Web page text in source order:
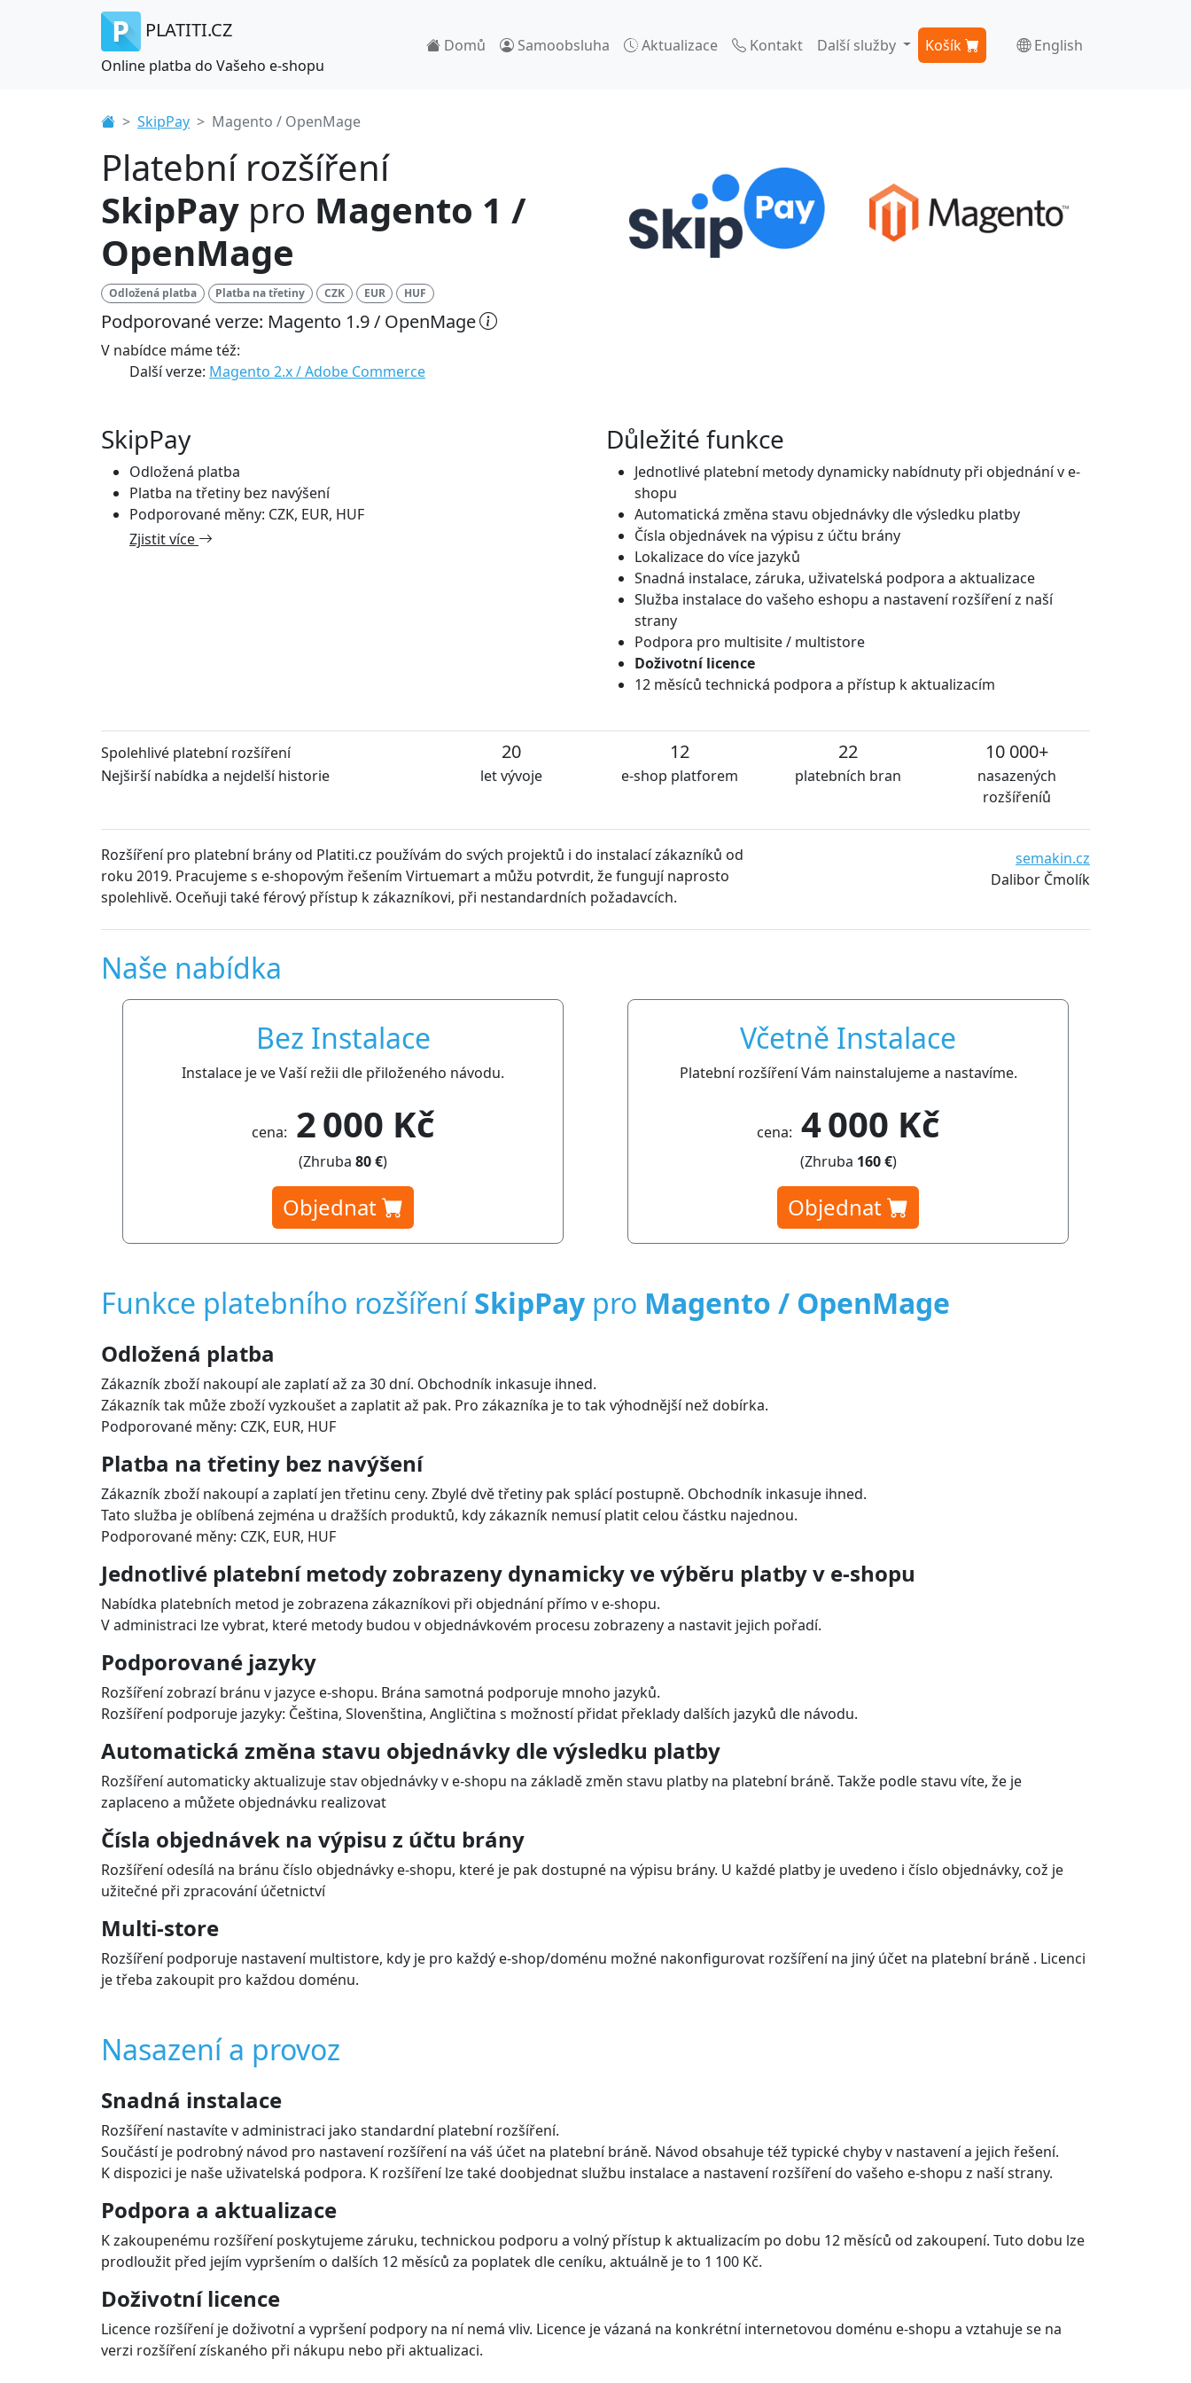
PLATITI.CZ
Online platba do Vašeho e-shopu
Domů Samoobsluha Aktualizace Kontakt Další služby Košík English
SkipPay Magento / OpenMage
Platební rozšíření
SkipPay pro Magento 1 /
OpenMage
Odložená platba Platba na třetiny CZK EUR HUF
Podporované verze: Magento 1.9 / OpenMage
V nabídce máme též:
Další verze: Magento 2.x / Adobe Commerce
SkipPay
Odložená platba
Platba na třetiny bez navýšení
Podporované měny: CZK, EUR, HUF
Zjistit více
Důležité funkce
Jednotlivé platební metody dynamicky nabídnuty při objednání v e-
shopu
Automatická změna stavu objednávky dle výsledku platby
Čísla objednávek na výpisu z účtu brány
Lokalizace do více jazyků
Snadná instalace, záruka, uživatelská podpora a aktualizace
Služba instalace do vašeho eshopu a nastavení rozšíření z naší
strany
Podpora pro multisite / multistore
Doživotní licence
12 měsíců technická podpora a přístup k aktualizacím
Spolehlivé platební rozšíření
Nejširší nabídka a nejdelší historie
20
let vývoje
12
e-shop platforem
22
platebních bran
10 000+
nasazených
rozšířeníů
Rozšíření pro platební brány od Platiti.cz používám do svých projektů i do instalací zákazníků od
roku 2019. Pracujeme s e-shopovým řešením Virtuemart a můžu potvrdit, že fungují naprosto
spolehlivě. Oceňuji také férový přístup k zákazníkovi, při nestandardních požadavcích.
semakin.cz
Dalibor Čmolík
Naše nabídka
Bez Instalace
Instalace je ve Vaší režii dle přiloženého návodu.
cena: 2 000 Kč
(Zhruba 80 €)
Objednat
Včetně Instalace
Platební rozšíření Vám nainstalujeme a nastavíme.
cena: 4 000 Kč
(Zhruba 160 €)
Objednat
Funkce platebního rozšířeníSkipPay pro Magento / OpenMage
Odložená platba
Zákazník zboží nakoupí ale zaplatí až za 30 dní. Obchodník inkasuje ihned.
Zákazník tak může zboží vyzkoušet a zaplatit až pak. Pro zákazníka je to tak výhodnější než dobírka.
Podporované měny: CZK, EUR, HUF
Platba na třetiny bez navýšení
Zákazník zboží nakoupí a zaplatí jen třetinu ceny. Zbylé dvě třetiny pak splácí postupně. Obchodník inkasuje ihned.
Tato služba je oblíbená zejména u dražších produktů, kdy zákazník nemusí platit celou částku najednou.
Podporované měny: CZK, EUR, HUF
Jednotlivé platební metody zobrazeny dynamicky ve výběru platby v e-shopu
Nabídka platebních metod je zobrazena zákazníkovi při objednání přímo v e-shopu.
V administraci lze vybrat, které metody budou v objednávkovém procesu zobrazeny a nastavit jejich pořadí.
Podporované jazyky
Rozšíření zobrazí bránu v jazyce e-shopu. Brána samotná podporuje mnoho jazyků.
Rozšíření podporuje jazyky: Čeština, Slovenština, Angličtina s možností přidat překlady dalších jazyků dle návodu.
Automatická změna stavu objednávky dle výsledku platby
Rozšíření automaticky aktualizuje stav objednávky v e-shopu na základě změn stavu platby na platební bráně. Takže podle stavu víte, že je
zaplaceno a můžete objednávku realizovat
Čísla objednávek na výpisu z účtu brány
Rozšíření odesílá na bránu číslo objednávky e-shopu, které je pak dostupné na výpisu brány. U každé platby je uvedeno i číslo objednávky, což je
užitečné při zpracování účetnictví
Multi-store
Rozšíření podporuje nastavení multistore, kdy je pro každý e-shop/doménu možné nakonfigurovat rozšíření na jiný účet na platební bráně . Licenci
je třeba zakoupit pro každou doménu.
Nasazení a provoz
Snadná instalace
Rozšíření nastavíte v administraci jako standardní platební rozšíření.
Součástí je podrobný návod pro nastavení rozšíření na váš účet na platební bráně. Návod obsahuje též typické chyby v nastavení a jejich řešení.
K dispozici je naše uživatelská podpora. K rozšíření lze také doobjednat službu instalace a nastavení rozšíření do vašeho e-shopu z naší strany.
Podpora a aktualizace
K zakoupenému rozšíření poskytujeme záruku, technickou podporu a volný přístup k aktualizacím po dobu 12 měsíců od zakoupení. Tuto dobu lze
prodloužit před jejím vypršením o dalších 12 měsíců za poplatek dle ceníku, aktuálně je to 1 100 Kč.
Doživotní licence
Licence rozšíření je doživotní a vypršení podpory na ní nemá vliv. Licence je vázaná na konkrétní internetovou doménu e-shopu a vztahuje se na
verzi rozšíření získaného při nákupu nebo při aktualizaci.